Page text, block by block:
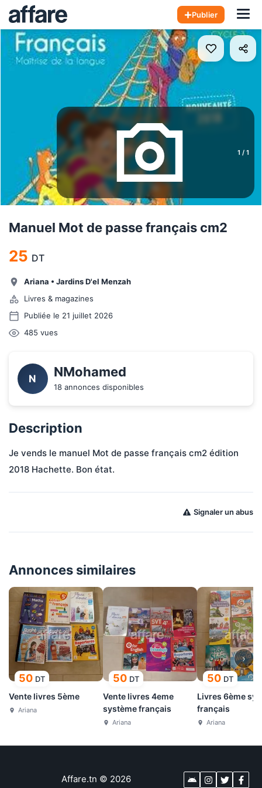
Publier
1 / 1
Manuel Mot de passe français cm2
25 DT
Ariana • Jardins D'el Menzah
Livres & magazines
Publiée le 21 juillet 2026
485 vues
N NMohamed
18 annonces disponibles
Description
Je vends le manuel Mot de passe français cm2 édition
2018 Hachette. Bon état.
Signaler un abus
Annonces similaires
50 DT
Vente livres 5ème
Ariana
50 DT
Vente livres 4eme
système français
Ariana
50 DT
Livres 6ème
français
Ariana
›
Affare.tn © 2026